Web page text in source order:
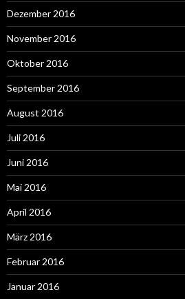
Dezember 2016
November 2016
Oktober 2016
September 2016
August 2016
Juli 2016
Juni 2016
Mai 2016
April 2016
März 2016
Februar 2016
Januar 2016